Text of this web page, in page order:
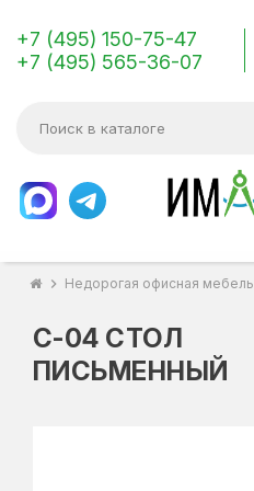
+7 (495) 150-75-47
+7 (495) 565-36-07
chevron_right Недорогая офисная мебель
С-04 СТОЛ
ПИСЬМЕННЫЙ